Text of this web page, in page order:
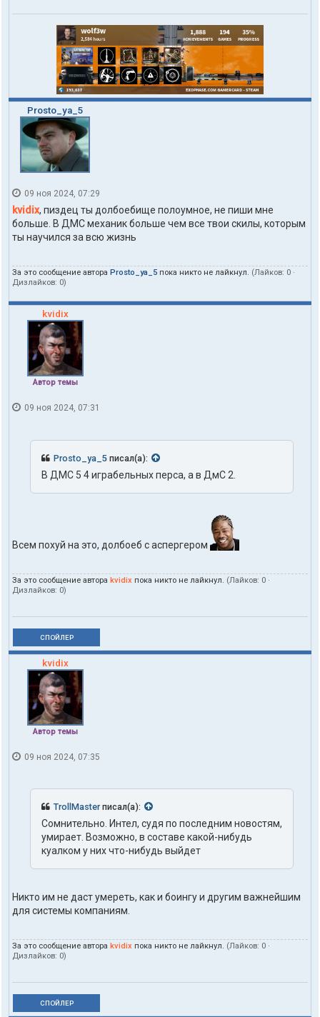
Prosto_ya_5
09 ноя 2024, 07:29
kvidix, пиздец ты долбоебище полоумное, не пиши мне
больше. В ДМС механик больше чем все твои скилы, которым
ты научился за всю жизнь
За это сообщение автора Prosto_ya_5 пока никто не лайкнул. (Лайков: 0 ·
Дизлайков: 0)
kvidix
Автор темы
09 ноя 2024, 07:31
Prosto_ya_5 писал(а):
В ДМС 5 4 играбельных перса, а в ДмС 2.
Всем похуй на это, долбоеб с аспергером
За это сообщение автора kvidix пока никто не лайкнул. (Лайков: 0 ·
Дизлайков: 0)
СПОЙЛЕР
kvidix
Автор темы
09 ноя 2024, 07:35
TrollMasterписал(а):
Сомнительно. Интел, судя по последним новостям,
умирает. Возможно, в составе какой-нибудь
куалком у них что-нибудь выйдет
Никто им не даст умереть, как и боингу и другим важнейшим
для системы компаниям.
За это сообщение автора kvidix пока никто не лайкнул. (Лайков: 0 ·
Дизлайков: 0)
СПОЙЛЕР